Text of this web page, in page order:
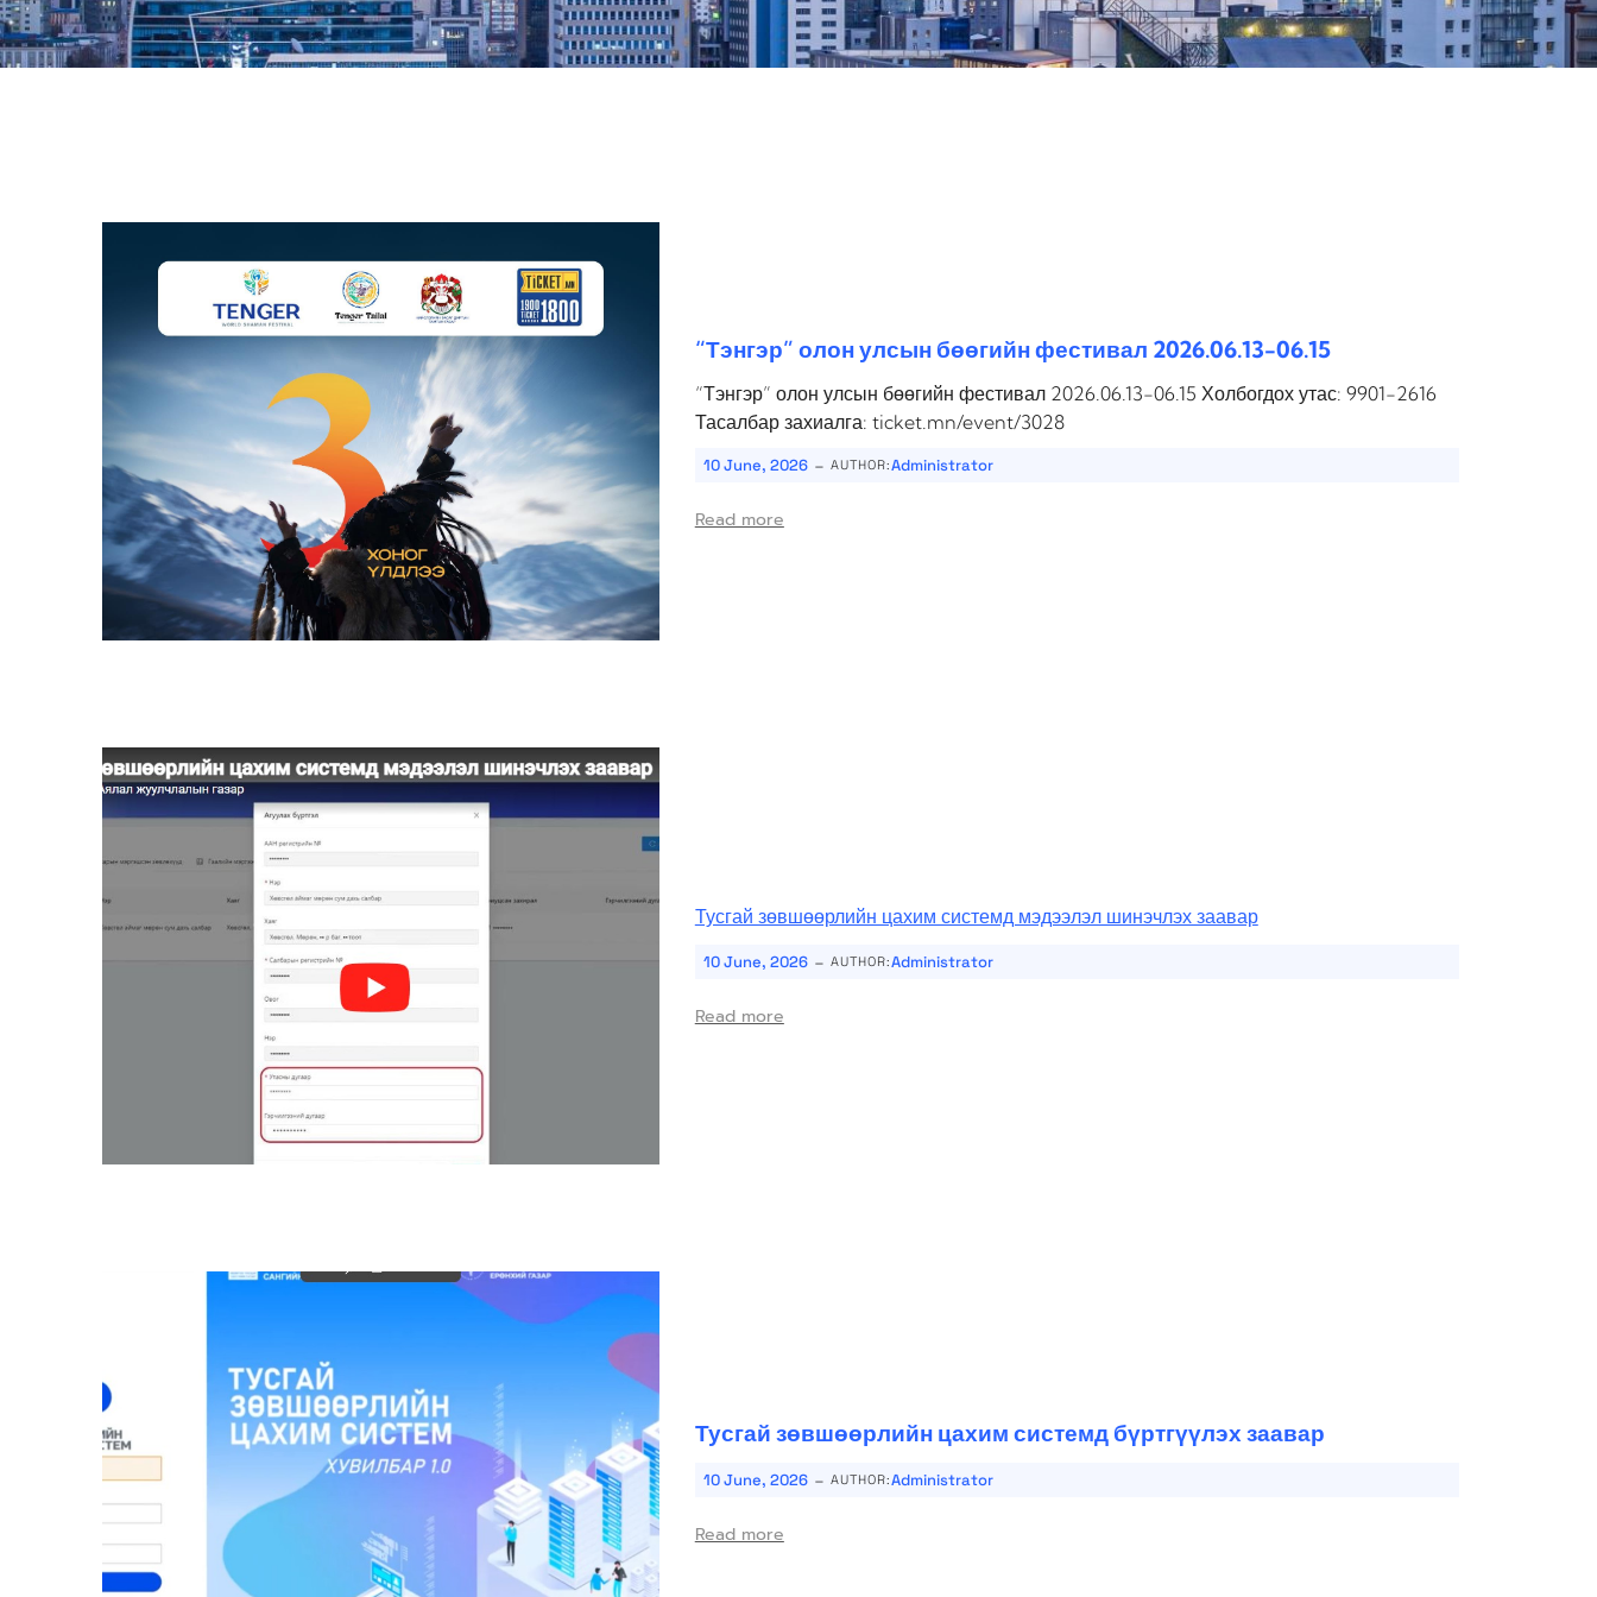
“Тэнгэр” олон улсын бөөгийн фестивал 2026.06.13-06.15
“Тэнгэр” олон улсын бөөгийн фестивал 2026.06.13-06.15 Холбогдох утас: 9901-2616
Тасалбар захиалга: ticket.mn/event/3028
10 June, 2026 - AUTHOR:Administrator
Read more
Тусгай зөвшөөрлийн цахим системд мэдээлэл шинэчлэх заавар
10 June, 2026 - AUTHOR:Administrator
Read more
Тусгай зөвшөөрлийн цахим системд бүртгүүлэх заавар
10 June, 2026 - AUTHOR:Administrator
Read more